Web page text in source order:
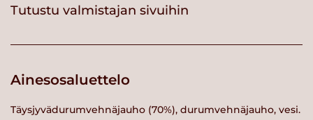
Tutustu valmistajan sivuihin
Ainesosaluettelo
Täysjyvädurumvehnäjauho (70%), durumvehnäjauho, vesi.